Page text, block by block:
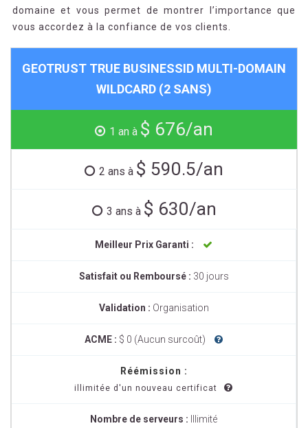
domaine et vous permet de montrer l’importance que
vous accordez à la confiance de vos clients.
GEOTRUST TRUE BUSINESSID MULTI-DOMAIN
WILDCARD (2 SANS)
1 an à $ 676/an
2 ans à $ 590.5/an
3 ans à $ 630/an
Meilleur Prix Garanti :
Satisfait ou Remboursé : 30 jours
Validation : Organisation
ACME : $ 0 (Aucun surcoût)
Réémission :
illimitée d'un nouveau certificat
Nombre de serveurs : Illimité